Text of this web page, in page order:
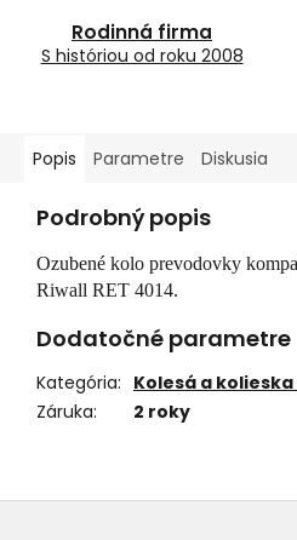
Rodinná firma
S históriou od roku 2008
Popis Parametre Diskusia
Podrobný popis
Ozubené kolo prevodovky
Riwall RET 4014.
Dodatočné parametre
Kategória: Kolesá a kolieska
Záruka: 2 roky